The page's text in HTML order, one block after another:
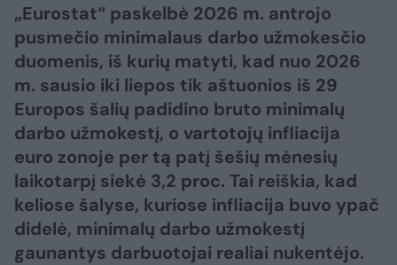
„Eurostat“ paskelbė 2026 m. antrojo
pusmečio minimalaus darbo užmokesčio
duomenis, iš kurių matyti, kad nuo 2026
m. sausio iki liepos tik aštuonios iš 29
Europos šalių padidino bruto minimalų
darbo užmokestį, o vartotojų infliacija
euro zonoje per tą patį šešių mėnesių
laikotarpį siekė 3,2 proc. Tai reiškia, kad
keliose šalyse, kuriose infliacija buvo ypač
didelė, minimalų darbo užmokestį
gaunantys darbuotojai realiai nukentėjo.